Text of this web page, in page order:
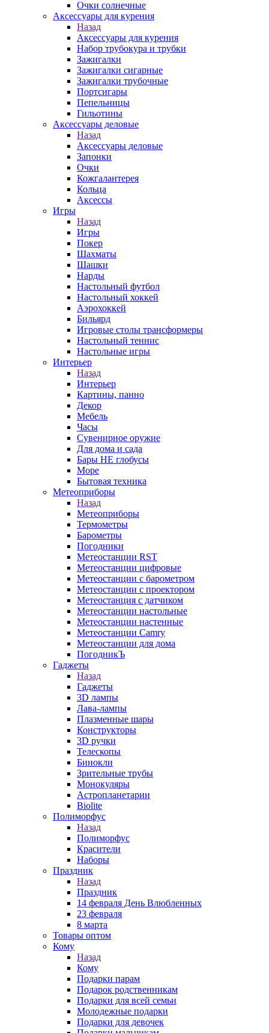
Очки солнечные
Аксессуары для курения
Назад
Аксессуары для курения
Набор трубокура и трубки
Зажигалки
Зажигалки сигарные
Зажигалки трубочные
Портсигары
Пепельницы
Гильотины
Аксессуары деловые
Назад
Аксессуары деловые
Запонки
Очки
Кожгалантерея
Кольца
Аксессы
Игры
Назад
Игры
Покер
Шахматы
Шашки
Нарды
Настольный футбол
Настольный хоккей
Аэрохоккей
Бильярд
Игровые столы трансформеры
Настольный теннис
Настольные игры
Интерьер
Назад
Интерьер
Картины, панно
Декор
Мебель
Часы
Сувенирное оружие
Для дома и сада
Бары НЕ глобусы
Море
Бытовая техника
Метеоприборы
Назад
Метеоприборы
Термометры
Барометры
Погодники
Метеостанции RST
Метеостанции цифровые
Метеостанции с барометром
Метеостанции с проектором
Метеостанция с датчиком
Метеостанции настольные
Метеостанции настенные
Метеостанции Camry
Метеостанции для дома
ПогодникЪ
Гаджеты
Назад
Гаджеты
3D лампы
Лава-лампы
Плазменные шары
Конструкторы
3D ручки
Телескопы
Бинокли
Зрительные трубы
Монокуляры
Астропланетарии
Biolite
Полиморфус
Назад
Полиморфус
Красители
Наборы
Праздник
Назад
Праздник
14 февраля День Влюбленных
23 февраля
8 марта
Товары оптом
Кому
Назад
Кому
Подарки парам
Подарок родственникам
Подарки для всей семьи
Молодежные подарки
Подарки для девочек